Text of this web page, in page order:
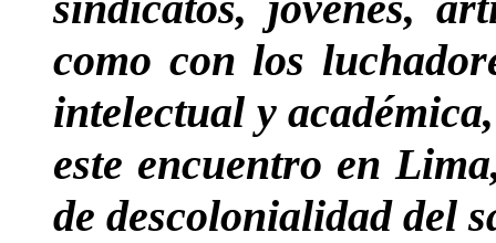
como con los
intelectual y
este encuentro en
de descolonialidad del